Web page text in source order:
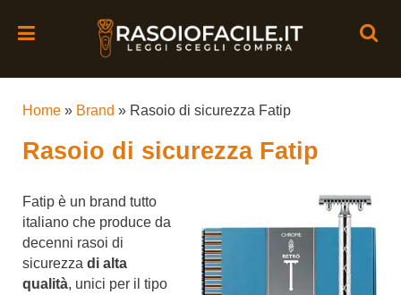
Home » Brand » Rasoio di sicurezza Fatip
Rasoio di sicurezza Fatip
Fatip è un brand tutto
italiano che produce da
decenni rasoi di
sicurezza di alta
qualità, unici per il tipo